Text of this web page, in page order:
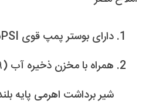
دارای بوستر پمپ قوی ۱۲۵PSI
شیر برداشت اهرمی پایه